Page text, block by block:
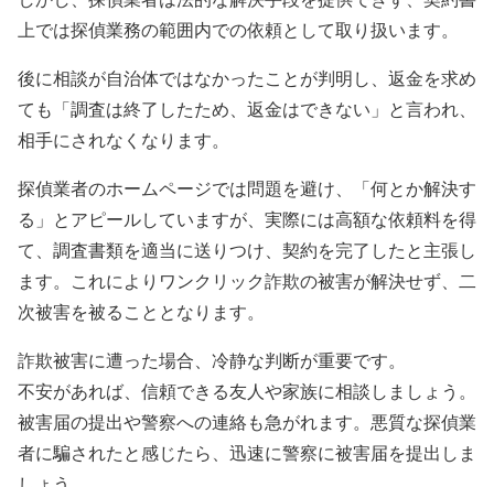
上では探偵業務の範囲内での依頼として取り扱います。
後に相談が自治体ではなかったことが判明し、返金を求め
ても「調査は終了したため、返金はできない」と言われ、
相手にされなくなります。
探偵業者のホームページでは問題を避け、「何とか解決す
る」とアピールしていますが、実際には高額な依頼料を得
て、調査書類を適当に送りつけ、契約を完了したと主張し
ます。これによりワンクリック詐欺の被害が解決せず、二
次被害を被ることとなります。
詐欺被害に遭った場合、冷静な判断が重要です。
不安があれば、信頼できる友人や家族に相談しましょう。
被害届の提出や警察への連絡も急がれます。悪質な探偵業
者に騙されたと感じたら、迅速に警察に被害届を提出しま